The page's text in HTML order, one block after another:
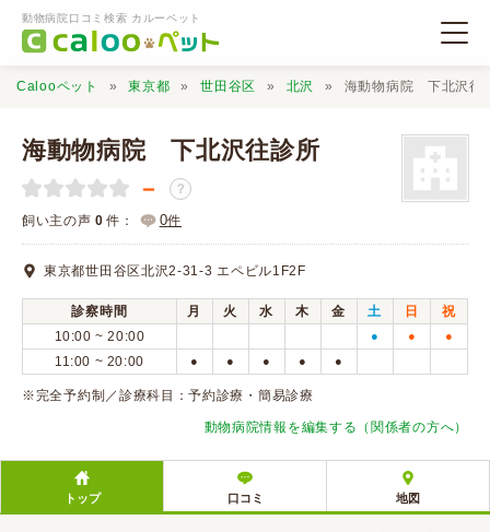
動物病院口コミ検索 カルーペット
動物病院検索
口コミ検索
Calooペットとは？
Calooペット 東京都 世田谷区 北沢 海動物病院 下北沢往
海動物病院 下北沢往診所
－ ？
飼い主の声 0 件： 0件
東京都世田谷区北沢2-31-3 エペビル1F2F
診察時間 月 火 水 木 金 土 日
祝
10:00 ~ 20:00
● ● ●
11:00 ~ 20:00 ● ● ● ● ●
※完全予約制／診療科目：予約診療・簡易診療
動物病院情報を編集する（関係者の方へ）
トップ 口コミ 地図